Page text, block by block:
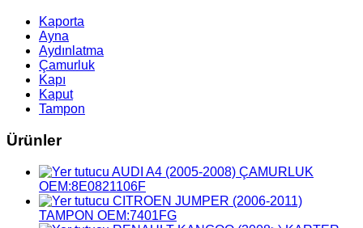
Kaporta
Ayna
Aydınlatma
Çamurluk
Kapı
Kaput
Tampon
Ürünler
AUDI A4 (2005-2008) ÇAMURLUK
OEM:8E0821106F
CITROEN JUMPER (2006-2011)
TAMPON OEM:7401FG